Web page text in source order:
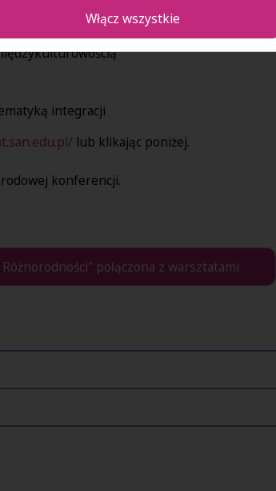
integracji
lub klikając poniżej.
konferencji.
połączona z warsztatami
Włącz wszystkie